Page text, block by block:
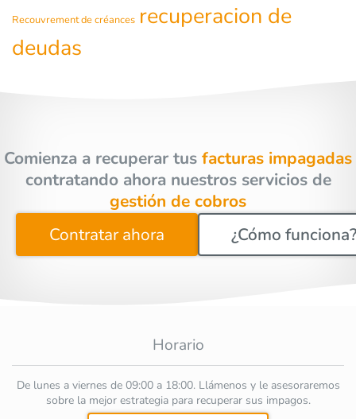
Recouvrement de créances recuperacion de
deudas
Comienza a recuperar tus facturas impagadas
contratando ahora nuestros servicios de
gestión de cobros
Contratar ahora
¿Cómo funciona?
Horario
De lunes a viernes de 09:00 a 18:00. Llámenos y le asesoraremos
sobre la mejor estrategia para recuperar sus impagos.